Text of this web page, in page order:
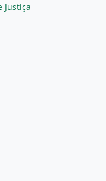
Justiça